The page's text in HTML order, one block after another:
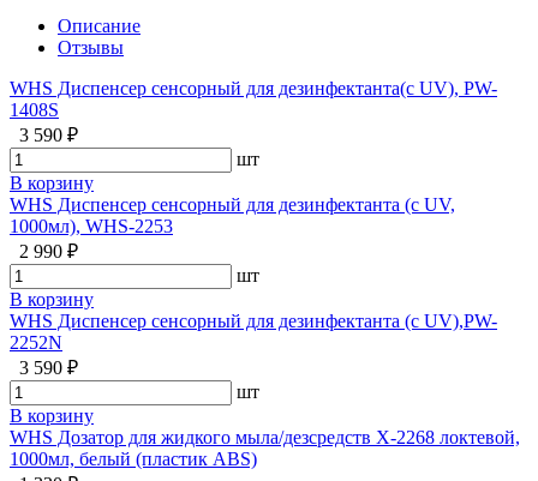
Описание
Отзывы
WHS Диспенсер сенсорный для дезинфектанта(с UV), PW-
1408S
3 590 ₽
шт
В корзину
WHS Диспенсер сенсорный для дезинфектанта (с UV,
1000мл), WHS-2253
2 990 ₽
шт
В корзину
WHS Диспенсер сенсорный для дезинфектанта (с UV),PW-
2252N
3 590 ₽
шт
В корзину
WHS Дозатор для жидкого мыла/дезсредств X-2268 локтевой,
1000мл, белый (пластик ABS)